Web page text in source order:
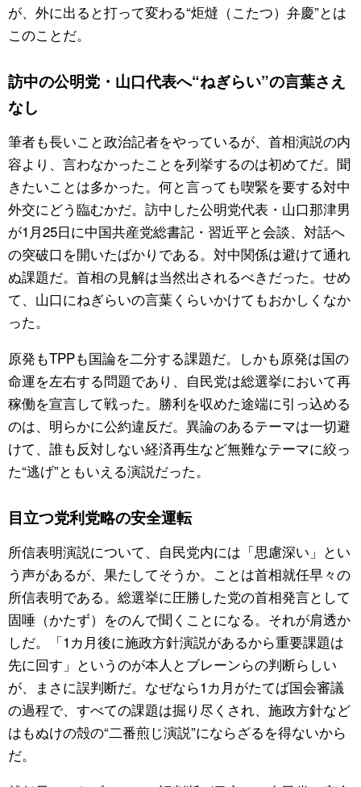
が、外に出ると打って変わる“炬燵（こたつ）弁慶”とは
このことだ。
訪中の公明党・山口代表へ“ねぎらい”の言葉さえ
なし
筆者も長いこと政治記者をやっているが、首相演説の内
容より、言わなかったことを列挙するのは初めてだ。聞
きたいことは多かった。何と言っても喫緊を要する対中
外交にどう臨むかだ。訪中した公明党代表・山口那津男
が1月25日に中国共産党総書記・習近平と会談、対話へ
の突破口を開いたばかりである。対中関係は避けて通れ
ぬ課題だ。首相の見解は当然出されるべきだった。せめ
て、山口にねぎらいの言葉くらいかけてもおかしくなか
った。
原発もTPPも国論を二分する課題だ。しかも原発は国の
命運を左右する問題であり、自民党は総選挙において再
稼働を宣言して戦った。勝利を収めた途端に引っ込める
のは、明らかに公約違反だ。異論のあるテーマは一切避
けて、誰も反対しない経済再生など無難なテーマに絞っ
た“逃げ”ともいえる演説だった。
目立つ党利党略の安全運転
所信表明演説について、自民党内には「思慮深い」とい
う声があるが、果たしてそうか。ことは首相就任早々の
所信表明である。総選挙に圧勝した党の首相発言として
固唾（かたず）をのんで聞くことになる。それが肩透か
しだ。「1カ月後に施政方針演説があるから重要課題は
先に回す」というのが本人とブレーンらの判断らしい
が、まさに誤判断だ。なぜなら1カ月がたてば国会審議
の過程で、すべての課題は掘り尽くされ、施政方針など
はもぬけの殻の“二番煎じ演説”にならざるを得ないから
だ。